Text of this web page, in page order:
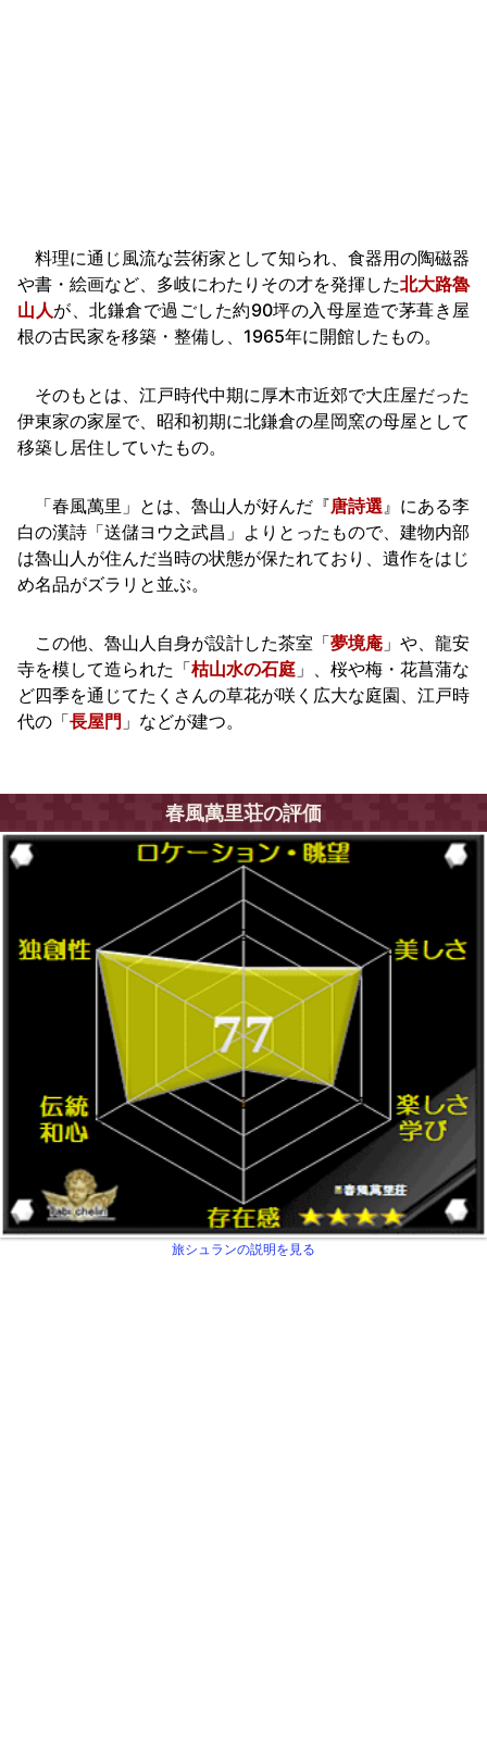
料理に通じ風流な芸術家として知られ、食器用の陶磁器
や書・絵画など、多岐にわたりその才を発揮した北大路魯
山人が、北鎌倉で過ごした約90坪の入母屋造で茅葺き屋
根の古民家を移築・整備し、1965年に開館したもの。
そのもとは、江戸時代中期に厚木市近郊で大庄屋だった
伊東家の家屋で、昭和初期に北鎌倉の星岡窯の母屋として
移築し居住していたもの。
「春風萬里」とは、魯山人が好んだ『唐詩選 』にある李
白の漢詩「送儲ヨウ之武昌」よりとったもので、建物内部
は魯山人が住んだ当時の状態が保たれており、遺作をはじ
め名品がズラリと並ぶ。
この他、魯山人自身が設計した茶室「夢境庵 」や、龍安
寺を模して造られた「枯山水の石庭 」、桜や梅・花菖蒲な
ど四季を通じてたくさんの草花が咲く広大な庭園、江戸時
代の「長屋門 」などが建つ。
春風萬里荘の評価
旅シュランの説明を見る